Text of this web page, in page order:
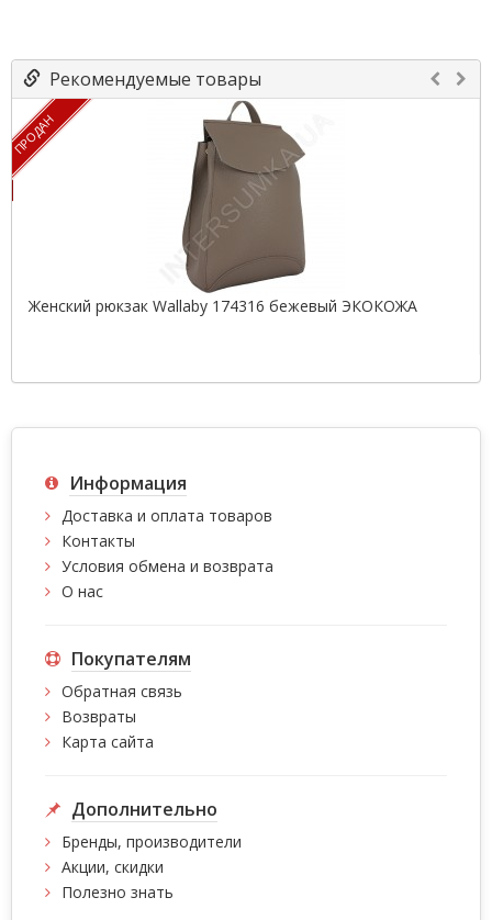
Рекомендуемые товары
ПРОДАН
Женский рюкзак Wallaby 174316 бежевый ЭКОКОЖА
Информация
Доставка и оплата товаров
Контакты
Условия обмена и возврата
О нас
Покупателям
Обратная связь
Возвраты
Карта сайта
Дополнительно
Бренды, производители
Акции, скидки
Полезно знать